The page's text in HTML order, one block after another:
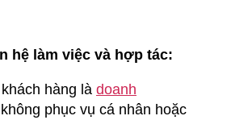
hệ làm việc và hợp tác:
hàng là doanh
phục vụ cá nhân hoặc